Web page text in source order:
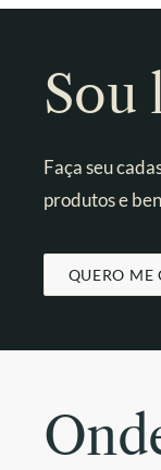
A
CONTATO
Sou
Faça seu
produtos e
QUERO ME